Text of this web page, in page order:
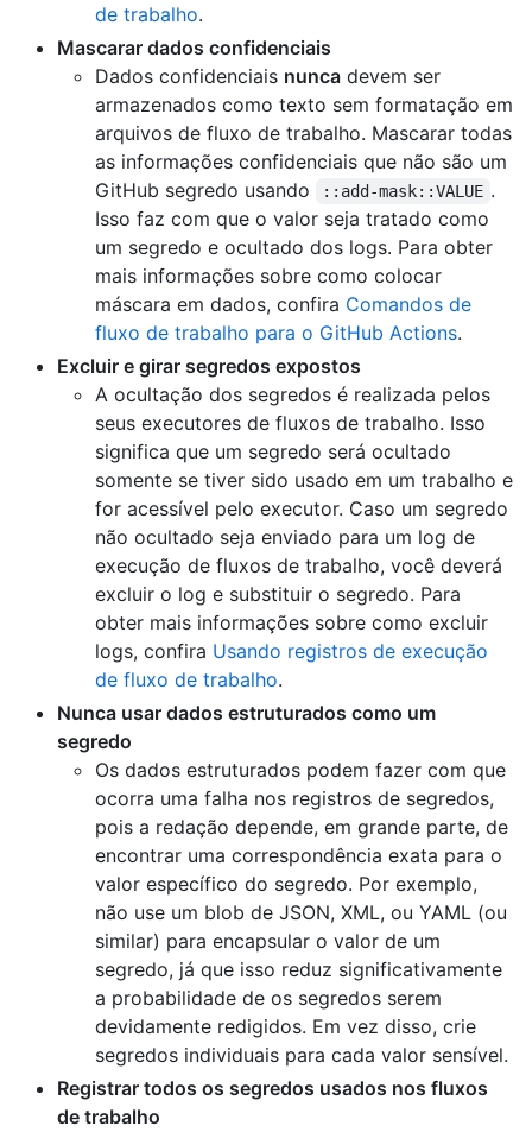
de trabalho.
Mascarar dados confidenciais
Dados confidenciais nunca devem ser
armazenados como texto sem formatação em
arquivos de fluxo de trabalho. Mascarar todas
as informações confidenciais que não são um
GitHub segredo usando
::add-mask::VALUE .
Isso faz com que o valor seja tratado como
um segredo e ocultado dos logs. Para obter
mais informações sobre como colocar
máscara em dados, confira Comandos de
fluxo de trabalho para o GitHub Actions.
Excluir e girar segredos expostos
A ocultação dos segredos é realizada pelos
seus executores de fluxos de trabalho. Isso
significa que um segredo será ocultado
somente se tiver sido usado em um trabalho e
for acessível pelo executor. Caso um segredo
não ocultado seja enviado para um log de
execução de fluxos de trabalho, você deverá
excluir o log e substituir o segredo. Para
obter mais informações sobre como excluir
logs, confira Usando registros de execução
de fluxo de trabalho.
Nunca usar dados estruturados como um
segredo
Os dados estruturados podem fazer com que
ocorra uma falha nos registros de segredos,
pois a redação depende, em grande parte, de
encontrar uma correspondência exata para o
valor específico do segredo. Por exemplo,
não use um blob de JSON, XML, ou YAML (ou
similar) para encapsular o valor de um
segredo, já que isso reduz significativamente
a probabilidade de os segredos serem
devidamente redigidos. Em vez disso, crie
segredos individuais para cada valor sensível.
Registrar todos os segredos usados nos fluxos
de trabalho